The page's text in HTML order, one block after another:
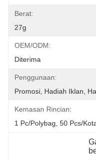
Berat:
27g
OEM/ODM:
Diterima
Penggunaan:
Promosi, Hadiah Iklan,
Kemasan Rincian:
1 Pc/polybag, 50 Pcs/